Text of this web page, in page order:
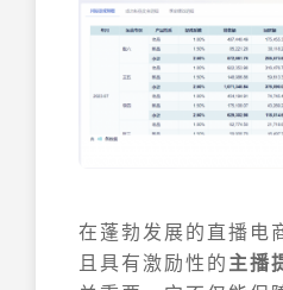
在蓬勃发展的直播电
且具有激励性的主播